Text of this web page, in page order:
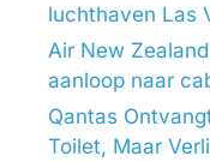
luchthaven Las
Air New
aanloop naar
Qantas
Toilet, Maar